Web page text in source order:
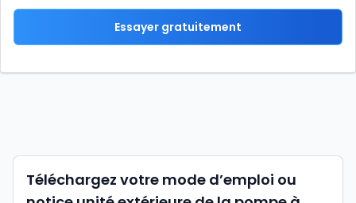
Essayer gratuitement
Téléchargez votre mode d’emploi ou